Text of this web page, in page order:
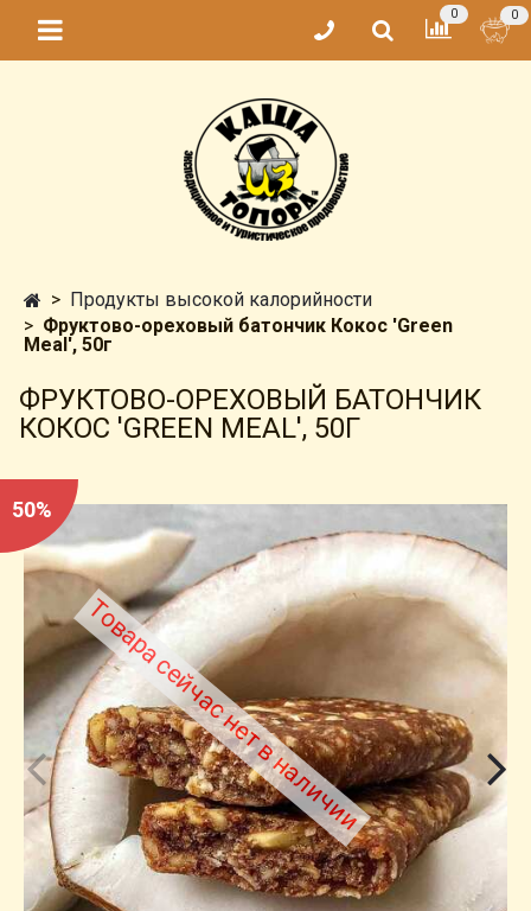
0 0
Продукты высокой калорийности
Фруктово-ореховый батончик Кокос 'Green
Meal', 50г
ФРУКТОВО-ОРЕХОВЫЙ БАТОНЧИК
КОКОС 'GREEN MEAL', 50Г
50%
Товара сейчас нет в наличии